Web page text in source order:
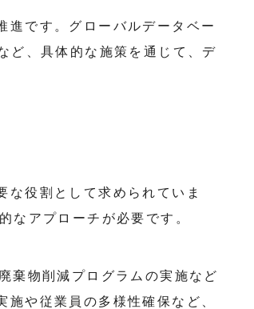
進です。グローバルデータベー
ど、具体的な施策を通じて、デ
な役割として求められていま
なアプローチが必要です。
棄物削減プログラムの実施など
や従業員の多様性確保など、